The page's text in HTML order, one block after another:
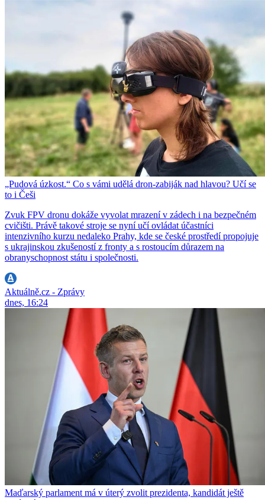
„Pudová úzkost.“ Co s vámi udělá dron-zabiják nad hlavou? Učí se
to i Češi
Zvuk FPV dronu dokáže vyvolat mrazení v zádech i na bezpečném
cvičišti. Právě takové stroje se nyní učí ovládat účastníci
intenzivního kurzu nedaleko Prahy, kde se české prostředí propojuje
s ukrajinskou zkušeností z fronty a s rostoucím důrazem na
obranyschopnost státu i společnosti.
Aktuálně.cz - Zprávy
dnes, 16:24
Maďarský parlament má v úterý zvolit prezidenta, kandidát ještě